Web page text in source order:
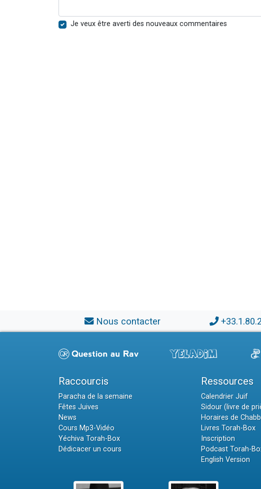
Je veux être averti des nouveaux commentaires
Nous contacter
Raccourcis
Paracha de la semaine
Fêtes Juives
News
Cours Mp3-Vidéo
Yéchiva Torah-Box
Dédicacer un cours
Ressources
Calendrier Juif
Sidour (livre de
Horaires de
Livres Torah-Box
Inscription
Podcast Torah-
English Version